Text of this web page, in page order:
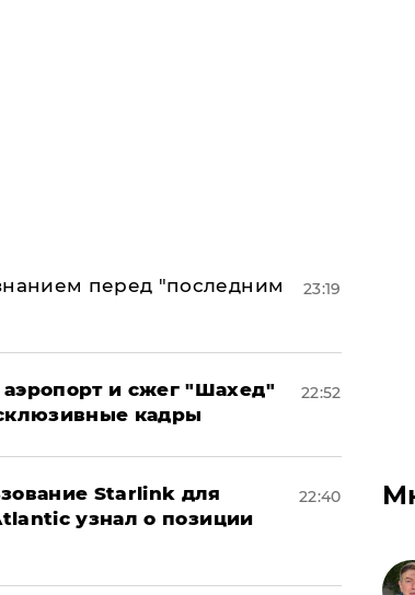
перед "последним
23:19
и сжег "Шахед"
кадры
22:52
Starlink для
узнал о позиции
22:40